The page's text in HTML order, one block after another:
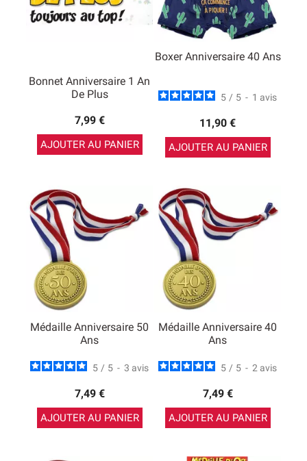
Bonnet Anniversaire 1 An
De Plus
7,99 €
AJOUTER AU PANIER
Boxer Anniversaire 40 Ans
5 / 5 - 1 avis
11,90 €
AJOUTER AU PANIER
Médaille Anniversaire 50
Ans
5 / 5 - 3 avis
7,49 €
AJOUTER AU PANIER
Médaille Anniversaire 40
Ans
5 / 5 - 2 avis
7,49 €
AJOUTER AU PANIER